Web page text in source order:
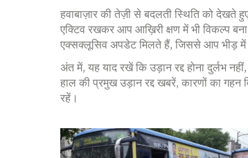
हवाबाज़ार की तेज़ी से बदलती स्थिति को देखते
एक्टिव रखकर आप आख़िरी क्षण में भी विकल्प
एक्सक्लूसिव अपडेट मिलते हैं, जिससे आप भीड़
अंत में, यह याद रखें कि उड़ान रद्द होना दुर्लभ
हाल की प्रमुख उड़ान रद्द खबरें, कारणों का
रहें।